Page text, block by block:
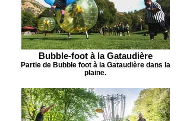
Bubble-foot à la Gataudière
Partie de Bubble foot à la Gataudière dans la
plaine.